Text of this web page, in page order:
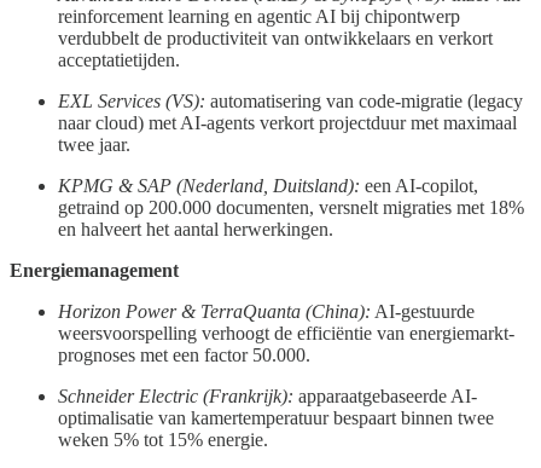
reinforcement learning en agentic AI bij chipontwerp
verdubbelt de productiviteit van ontwikkelaars en verkort
acceptatietijden.
EXL Services (VS): automatisering van code-migratie (legacy
naar cloud) met AI-agents verkort projectduur met maximaal
twee jaar.
KPMG & SAP (Nederland, Duitsland): een AI-copilot,
getraind op 200.000 documenten, versnelt migraties met 18%
en halveert het aantal herwerkingen.
Energiemanagement
Horizon Power & TerraQuanta (China): AI-gestuurde
weersvoorspelling verhoogt de efficiëntie van energie­markt­
prognoses met een factor 50.000.
Schneider Electric (Frankrijk): apparaat­gebaseerde AI-
optimalisatie van kamertemperatuur bespaart binnen twee
weken 5% tot 15% energie.